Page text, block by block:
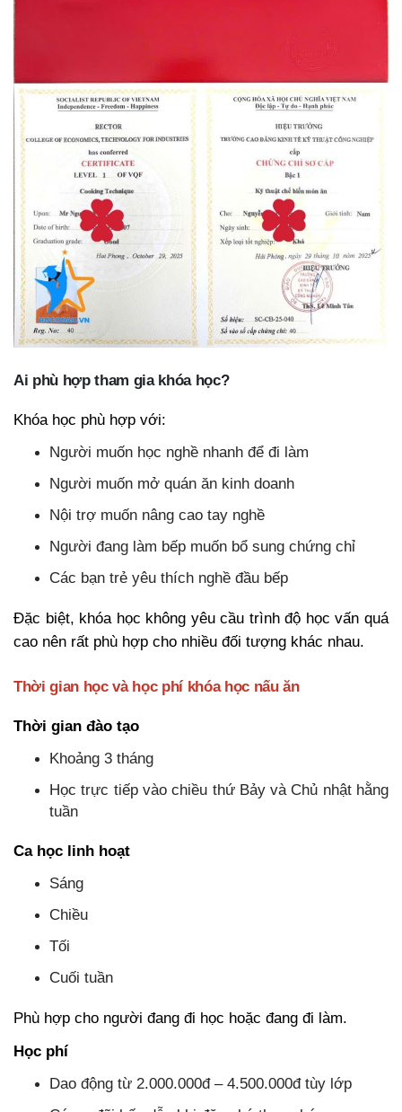
Ai phù hợp tham gia khóa học?
Khóa học phù hợp với:
Người muốn học nghề nhanh để đi làm
Người muốn mở quán ăn kinh doanh
Nội trợ muốn nâng cao tay nghề
Người đang làm bếp muốn bổ sung chứng chỉ
Các bạn trẻ yêu thích nghề đầu bếp
Đặc biệt, khóa học không yêu cầu trình độ học vấn quá
cao nên rất phù hợp cho nhiều đối tượng khác nhau.
Thời gian học và học phí khóa học nấu ăn
Thời gian đào tạo
Khoảng 3 tháng
Học trực tiếp vào chiều thứ Bảy và Chủ nhật hằng
tuần
Ca học linh hoạt
Sáng
Chiều
Tối
Cuối tuần
Phù hợp cho người đang đi học hoặc đang đi làm.
Học phí
Dao động từ 2.000.000đ – 4.500.000đ tùy lớp